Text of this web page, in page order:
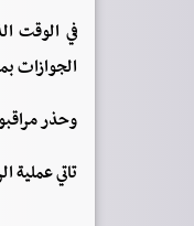
في الوقت
الجوازات
وحذر
تاتي عملية